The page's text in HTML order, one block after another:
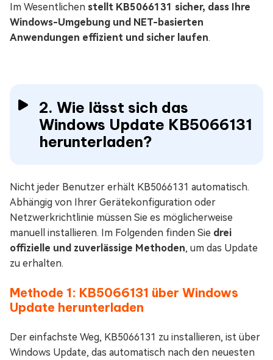
Im Wesentlichen stellt KB5066131 sicher, dass Ihre
Windows-Umgebung und NET-basierten
Anwendungen effizient und sicher laufen.
2. Wie lässt sich das
Windows Update KB5066131
herunterladen?
Nicht jeder Benutzer erhält KB5066131 automatisch.
Abhängig von Ihrer Gerätekonfiguration oder
Netzwerkrichtlinie müssen Sie es möglicherweise
manuell installieren. Im Folgenden finden Sie drei
offizielle und zuverlässige Methoden, um das Update
zu erhalten.
Methode 1: KB5066131 über Windows
Update herunterladen
Der einfachste Weg, KB5066131 zu installieren, ist über
Windows Update, das automatisch nach den neuesten